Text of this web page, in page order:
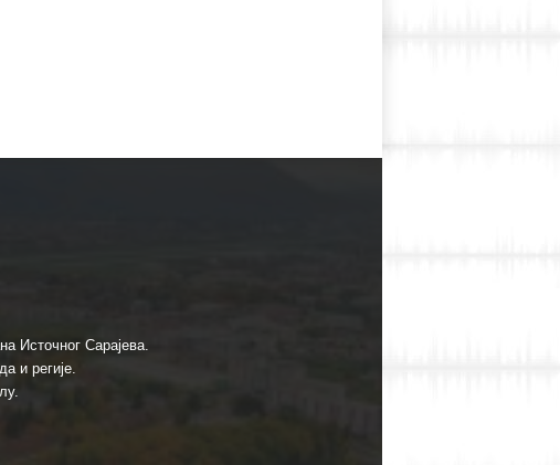
Источног Сарајева.
и регије.